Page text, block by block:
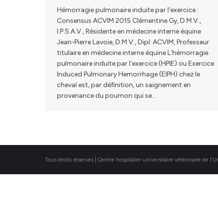
Hémorragie pulmonaire induite par l’exercice :
Consensus ACVIM 2015 Clémentine Gy, D.M.V.,
I.P.S.A.V., Résidente en médecine interne équine
Jean-Pierre Lavoie, D.M.V., Dipl. ACVIM, Professeur
titulaire en médecine interne équine L’hémorragie
pulmonaire induite par l’exercice (HPIE) ou Exercice
Induced Pulmonary Hemorrhage (EIPH) chez le
cheval est, par définition, un saignement en
provenance du poumon qui se…
Tous droits réservés | Centre hospitalier universitaire vétérinaire de